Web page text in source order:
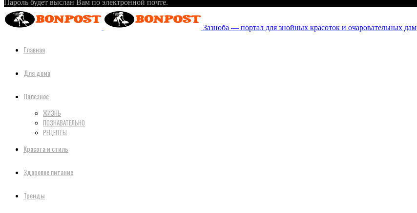
Пароль будет выслан Вам по электронной почте.
Зазноба — портал для знойных красоток и очаровательных дам
Главная
Для дома
Полезное
ЖИЗНЬ
ПОЗНАВАТЕЛЬНО
РЕЦЕПТЫ
Красота и стиль
Здоровое питание
Тренды